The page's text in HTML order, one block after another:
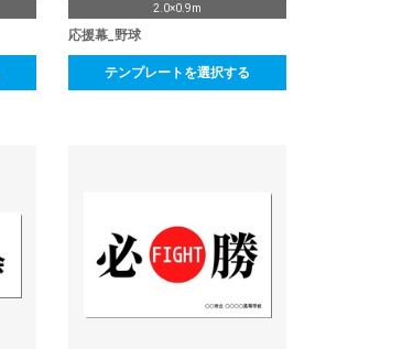
2.0×0.9m
応援幕_野球
テンプレートを選択する